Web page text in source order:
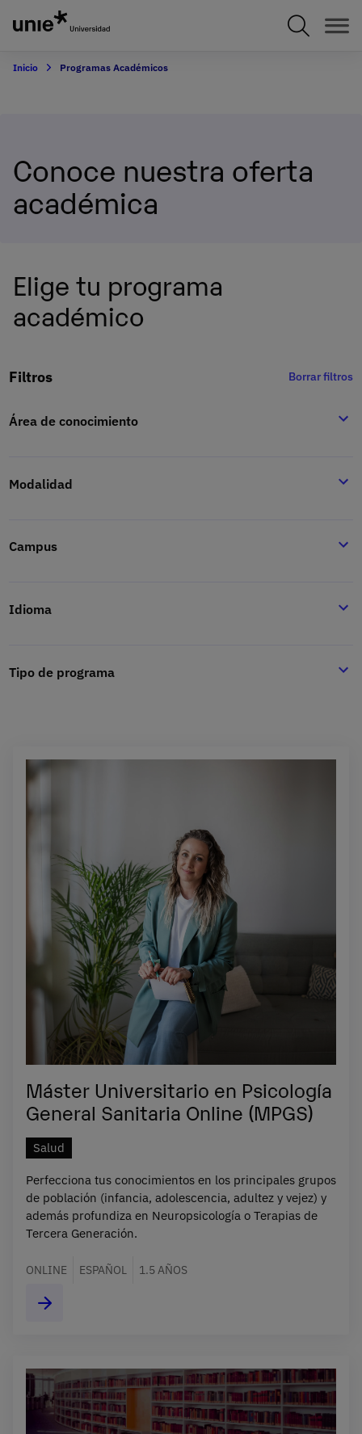
principal
Inicio Programas Académicos
Conoce nuestra oferta
académica
Elige tu programa
académico
Filtros Borrar filtros
Área de conocimiento
Modalidad
Campus
Idioma
Tipo de programa
Máster Universitario en Psicología
General Sanitaria Online (MPGS)
Salud
Perfecciona tus conocimientos en los principales grupos
de población (infancia, adolescencia, adultez y vejez) y
además profundiza en Neuropsicología o Terapias de
Tercera Generación.
ONLINE ESPAÑOL 1.5 AÑOS